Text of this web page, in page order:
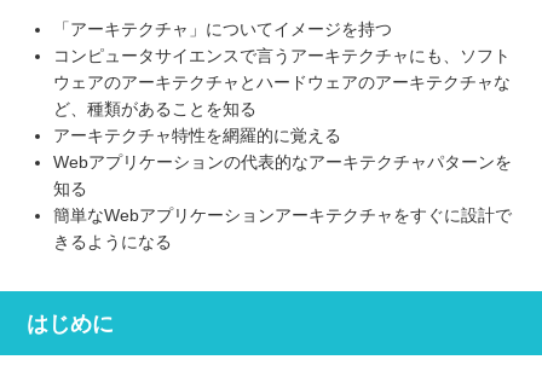
「アーキテクチャ」についてイメージを持つ
コンピュータサイエンスで言うアーキテクチャにも、ソフト
ウェアのアーキテクチャとハードウェアのアーキテクチャな
ど、種類があることを知る
アーキテクチャ特性を網羅的に覚える
Webアプリケーションの代表的なアーキテクチャパターンを
知る
簡単なWebアプリケーションアーキテクチャをすぐに設計で
きるようになる
はじめに